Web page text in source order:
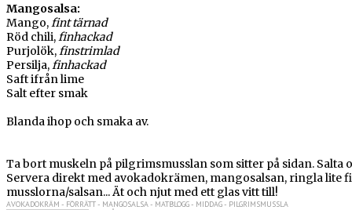
Mangosalsa:
Mango,fint tärnad
Röd chili,finhackad
Purjolök,finstrimlad
Persilja,finhackad
Saft ifrån lime
Salt efter smak
Blanda ihop och smaka av.
Ta bort muskeln på pilgrimsmusslan som sitter på sidan. Salta
Servera direkt med avokadokrämen, mangosalsan, ringla
musslorna/salsan... Ät och njut med ett glas vitt till!
AVOKADOKRÄM - FÖRRÄTT - MANGOSALSA - MATBLOGG - MIDDAG - PILGRIMSMUSSLA